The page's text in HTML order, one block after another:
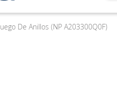
Juego De Anillos (NP A203300Q0F)